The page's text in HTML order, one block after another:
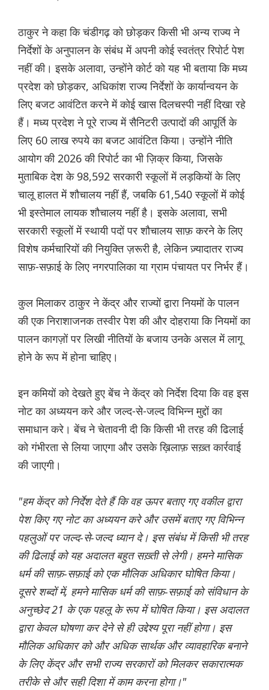
ठाकुर ने कहा कि चंडीगढ़ को छोड़कर किसी भी अन्य राज्य ने
निर्देशों के अनुपालन के संबंध में अपनी कोई स्वतंत्र रिपोर्ट पेश
नहीं की। इसके अलावा, उन्होंने कोर्ट को यह भी बताया कि मध्य
प्रदेश को छोड़कर, अधिकांश राज्य निर्देशों के कार्यान्वयन के
लिए बजट आवंटित करने में कोई खास दिलचस्पी नहीं दिखा रहे
हैं। मध्य प्रदेश ने पूरे राज्य में सैनिटरी उत्पादों की आपूर्ति के
लिए 60 लाख रुपये का बजट आवंटित किया। उन्होंने नीति
आयोग की 2026 की रिपोर्ट का भी ज़िक्र किया, जिसके
मुताबिक देश के 98,592 सरकारी स्कूलों में लड़कियों के लिए
चालू हालत में शौचालय नहीं हैं, जबकि 61,540 स्कूलों में कोई
भी इस्तेमाल लायक शौचालय नहीं है। इसके अलावा, सभी
सरकारी स्कूलों में स्थायी पदों पर शौचालय साफ़ करने के लिए
विशेष कर्मचारियों की नियुक्ति ज़रूरी है, लेकिन ज़्यादातर राज्य
साफ़-सफ़ाई के लिए नगरपालिका या ग्राम पंचायत पर निर्भर हैं।
कुल मिलाकर ठाकुर ने केंद्र और राज्यों द्वारा नियमों के पालन
की एक निराशाजनक तस्वीर पेश की और दोहराया कि नियमों का
पालन कागज़ों पर लिखी नीतियों के बजाय उनके असल में लागू
होने के रूप में होना चाहिए।
इन कमियों को देखते हुए बेंच ने केंद्र को निर्देश दिया कि वह इस
नोट का अध्ययन करे और जल्द-से-जल्द विभिन्न मुद्दों का
समाधान करे। बेंच ने चेतावनी दी कि किसी भी तरह की ढिलाई
को गंभीरता से लिया जाएगा और उसके ख़िलाफ़ सख़्त कार्रवाई
की जाएगी।
"हम केंद्र को निर्देश देते हैं कि वह ऊपर बताए गए वकील द्वारा
पेश किए गए नोट का अध्ययन करे और उसमें बताए गए विभिन्न
पहलुओं पर जल्द-से-जल्द ध्यान दे। इस संबंध में किसी भी तरह
की ढिलाई को यह अदालत बहुत सख़्ती से लेगी। हमने मासिक
धर्म की साफ़-सफ़ाई को एक मौलिक अधिकार घोषित किया।
दूसरे शब्दों में, हमने मासिक धर्म की साफ़-सफ़ाई को संविधान के
अनुच्छेद 21 के एक पहलू के रूप में घोषित किया। इस अदालत
द्वारा केवल घोषणा कर देने से ही उद्देश्य पूरा नहीं होगा। इस
मौलिक अधिकार को और अधिक सार्थक और व्यावहारिक बनाने
के लिए केंद्र और सभी राज्य सरकारों को मिलकर सकारात्मक
तरीके से और सही दिशा में काम करना होगा।"